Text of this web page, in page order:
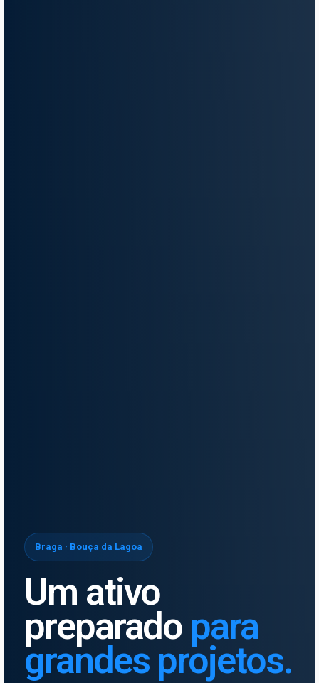
Braga · Bouça da Lagoa
Um ativo
preparado para
grandes projetos.